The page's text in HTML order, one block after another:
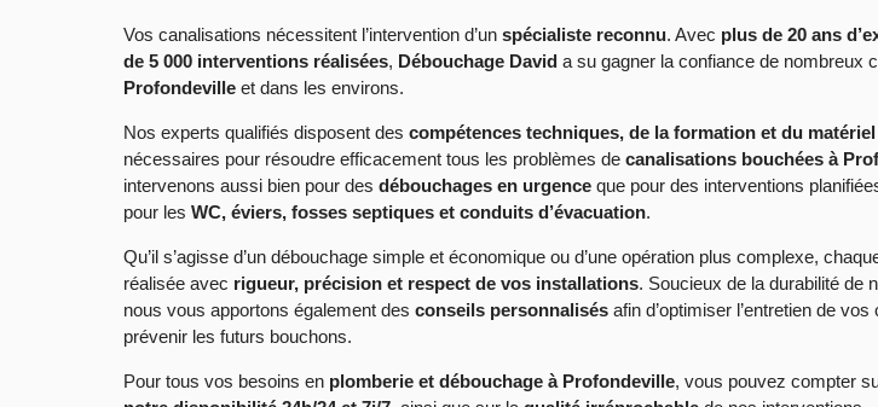
Vos canalisations nécessitent l’intervention d’un spécialiste reconnu. Avec plus de 20 ans
de 5 000 interventions réalisées, Débouchage David a su gagner la confiance de nombreux
Profondeville et dans les environs.
Nos experts qualifiés disposent des compétences techniques, de la formation et du
nécessaires pour résoudre efficacement tous les problèmes de canalisations bouchées à
intervenons aussi bien pour des débouchages en urgence que pour des interventions
pour les WC, éviers, fosses septiques et conduits d’évacuation.
Qu’il s’agisse d’un débouchage simple et économique ou d’une opération plus complexe,
réalisée avec rigueur, précision et respect de vos installations. Soucieux de la durabilité de
nous vous apportons également des conseils personnalisés afin d’optimiser l’entretien de
prévenir les futurs bouchons.
Pour tous vos besoins en plomberie et débouchage à Profondeville, vous pouvez compter